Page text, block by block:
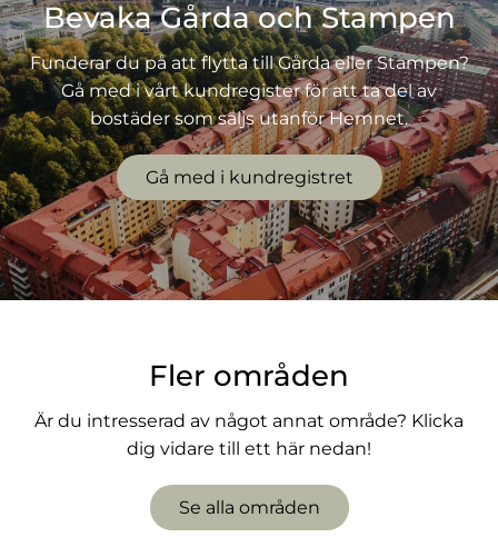
Bevaka Gårda och Stampen
Funderar du på att flytta till Gårda eller Stampen?
Gå med i vårt kundregister för att ta del av
bostäder som säljs utanför Hemnet.
Gå med i kundregistret
Fler områden
Är du intresserad av något annat område? Klicka
dig vidare till ett här nedan!
Se alla områden